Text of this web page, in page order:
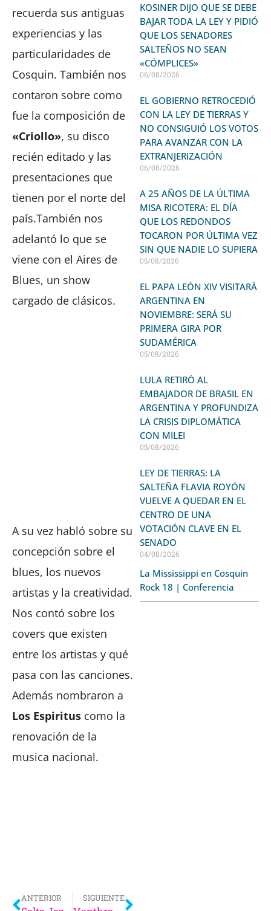
recuerda sus antiguas
experiencias y las
particularidades de
Cosquin. También nos
contaron sobre como
fue la composición de
«Criollo», su disco
recién editado y las
presentaciones que
tienen por el norte del
país.También nos
adelantó lo que se
viene con el Aires de
Blues, un show
cargado de clásicos.
A su vez habló sobre su
concepción sobre el
blues, los nuevos
artistas y la creatividad.
Nos contó sobre los
covers que existen
entre los artistas y qué
pasa con las canciones.
Además nombraron a
Los Espiritus como la
renovación de la
musica nacional.
ANTERIOR SIGUIENTE
KOSINER DIJO QUE SE DEBE
BAJAR TODA LA LEY Y PIDIÓ
QUE LOS SENADORES
SALTEÑOS NO SEAN
«CÓMPLICES»
06/08/2026
EL GOBIERNO RETROCEDIÓ
CON LA LEY DE TIERRAS Y
NO CONSIGUIÓ LOS VOTOS
PARA AVANZAR CON LA
EXTRANJERIZACIÓN
06/08/2026
A 25 AÑOS DE LA ÚLTIMA
MISA RICOTERA: EL DÍA
QUE LOS REDONDOS
TOCARON POR ÚLTIMA VEZ
SIN QUE NADIE LO SUPIERA
05/08/2026
EL PAPA LEÓN XIV VISITARÁ
ARGENTINA EN
NOVIEMBRE: SERÁ SU
PRIMERA GIRA POR
SUDAMÉRICA
05/08/2026
LULA RETIRÓ AL
EMBAJADOR DE BRASIL EN
ARGENTINA Y PROFUNDIZA
LA CRISIS DIPLOMÁTICA
CON MILEI
05/08/2026
LEY DE TIERRAS: LA
SALTEÑA FLAVIA ROYÓN
VUELVE A QUEDAR EN EL
CENTRO DE UNA
VOTACIÓN CLAVE EN EL
SENADO
04/08/2026
La Mississippi en Cosquin
Rock 18 | Conferencia